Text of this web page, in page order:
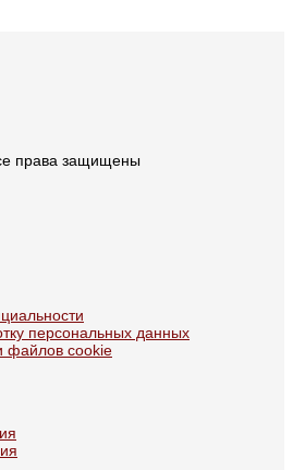
права защищены
персональных данных
файлов cookie